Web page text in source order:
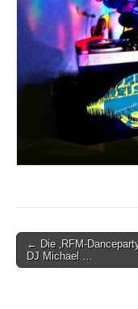
Post
navigation
← Die ‚RFM-
DJ Michael …